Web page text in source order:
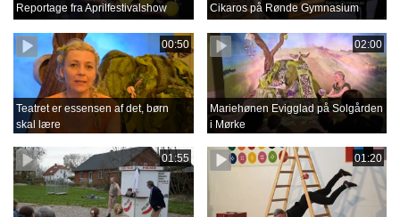
Reportage fra Aprilfestivalshow Cikaros på Rønde Gymnasium
00:50
Teatret er essensen af det, børn
skal lære
02:00
Mariehønen Evigglad på Solgården
i Mørke
01:55 01:20